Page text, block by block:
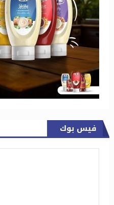
فيس بوك